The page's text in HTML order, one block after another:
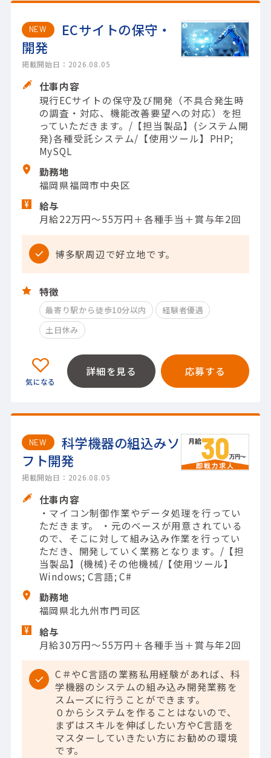
NEW
ECサイトの保守・
開発
掲載開始日：2026.08.05
仕事内容
現行ECサイトの保守及び開発（不具合発生時
の調査・対応、機能改善要望への対応）を担
っていただきます。/【担当製品】(システム開
発)各種受託システム/【使用ツール】PHP;
MySQL
勤務地
福岡県福岡市中央区
給与
月給22万円～55万円＋各種手当＋賞与年2回
博多駅周辺で好立地です。
特徴
最寄り駅から徒歩10分以内
経験者優遇
土日休み
詳細を見る 応募する
NEW
科学機器の組込みソ
フト開発
掲載開始日：2026.08.05
仕事内容
・マイコン制御作業やデータ処理を行ってい
ただきます。 ・元のベースが用意されている
ので、そこに対して組み込み作業を行ってい
ただき、開発していく業務となります。/【担
当製品】(機械)その他機械/【使用ツール】
Windows; C言語; C#
勤務地
福岡県北九州市門司区
給与
月給30万円～55万円＋各種手当＋賞与年2回
C＃やC言語の業務私用経験があれば、科
学機器のシステムの組み込み開発業務を
スムーズに行うことができます。
０からシステムを作ることはないので、
まずはスキルを伸ばしたい方やC言語を
マスターしていきたい方にお勧めの環境
です。